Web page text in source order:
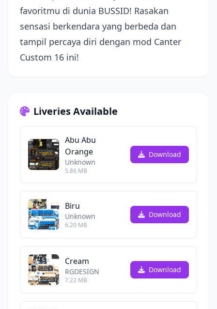
favoritmu di dunia BUSSID! Rasakan
sensasi berkendara yang berbeda dan
tampil percaya diri dengan mod Canter
Custom 16 ini!
Liveries Available
Abu Abu
Orange
Unknown
5.86 MB
Download
Biru
Unknown
6.20 MB
Download
Cream
RGDESIGN
7.22 MB
Download